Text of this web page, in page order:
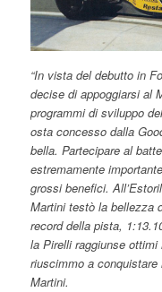
“In vista del debutto in
decise di appoggiarsi al
programmi di sviluppo
osta concesso dalla
bella. Partecipare al
estremamente
grossi benefici.
Martini testò la bellezza
record della pista,
la Pirelli raggiunse
riuscimmo a
Martini.